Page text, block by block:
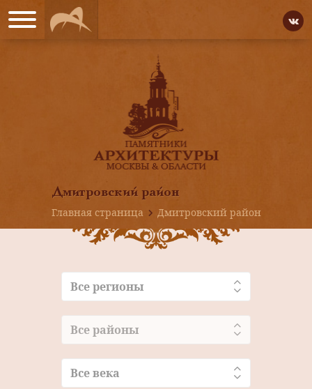
Дмитровский район
Главная страница
Дмитровский район
Все регионы
Все районы
Все века